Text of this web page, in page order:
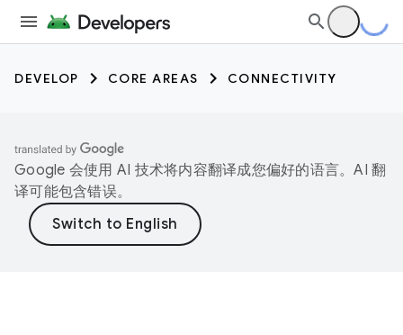
DEVELOP CORE AREAS CONNECTIVITY
Google 会使用 AI 技术将内容翻译成您偏好的语言。AI 翻
译可能包含错误。